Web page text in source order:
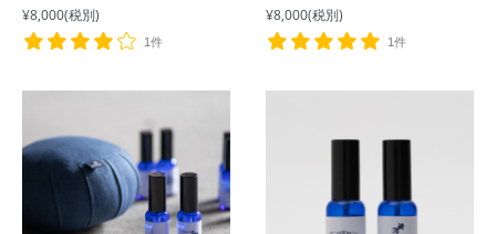
¥8,000(税別)
1件
¥8,000(税別)
1件